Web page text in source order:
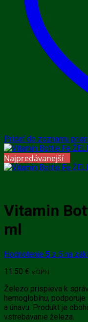
Pridať do zoznamu
Najpredávanejší
Vitamin
ml
Hodnotenie 5 z 5 na
11.50 € s DPH
Železo prispieva k
hemoglobínu,
a únavu. Produkt je
vstrebávanie železa.